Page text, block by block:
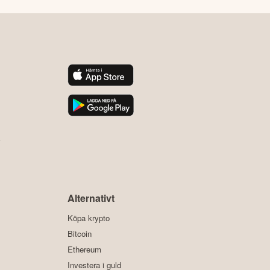
Alternativt
Köpa krypto
Bitcoin
Ethereum
Investera i guld